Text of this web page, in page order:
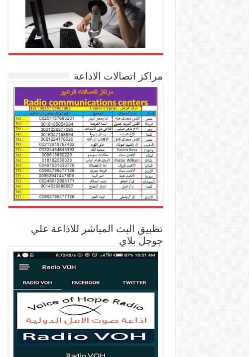
مراكز اتصالات الاذاعة
تطبيق البث المباشر للاذاعة علي
جوجل بلاي